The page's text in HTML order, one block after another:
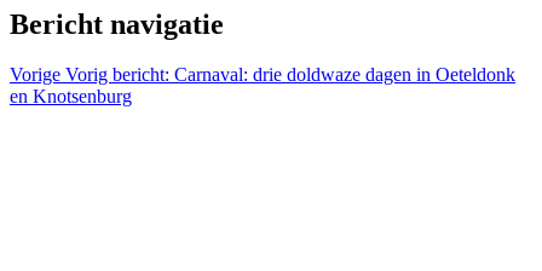
Bericht navigatie
Vorige Vorig bericht: Carnaval: drie doldwaze dagen in Oeteldonk
en Knotsenburg